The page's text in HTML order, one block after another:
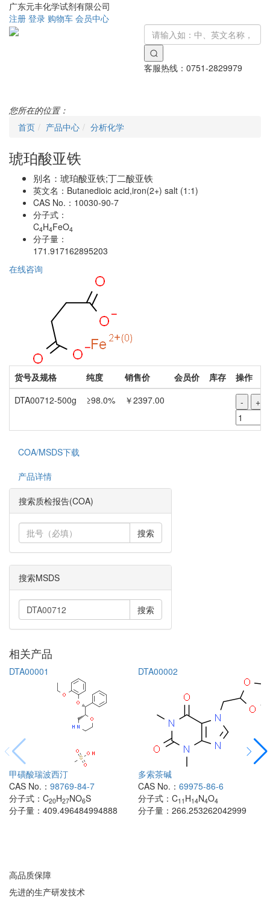
广东元丰化学试剂有限公司
注册 登录 购物车 会员中心
客服热线： 0751-2829979
您所在的位置：
首页
产品中心 分析化学
琥珀酸亚铁
别名： 琥珀酸亚铁;丁二酸亚铁
英文名： Butanedioic acid,iron(2+) salt (1:1)
CAS No.： 10030-90-7
分子式：
C4H4FeO4
分子量：
171.917162895203
在线咨询
货号及规格 纯度 销售价 会员价 库存
操作
DTA00712-500g
≥98.0% ￥2397.00 - +
COA/MSDS下载
产品详情
搜索质检报告(COA)
搜索
搜索MSDS
搜索
相关产品
DTA00001
甲磺酸瑞波西汀
CAS No.： 98769-84-7
分子式： C20H27NO6S
分子量： 409.496484994888
DTA00002
多索茶碱
CAS No.： 69975-86-6
分子式： C11 H14N4O4
分子量： 266.253262042999
高品质保障
先进的生产研发技术